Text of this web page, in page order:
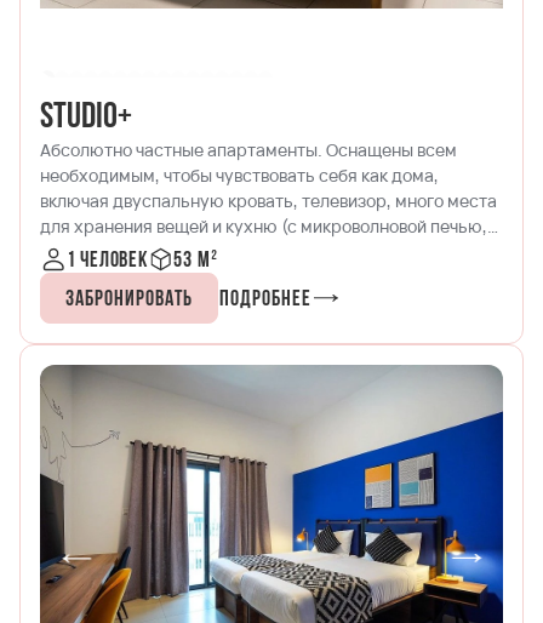
Studio+
Абсолютно частные апартаменты. Оснащены всем
необходимым, чтобы чувствовать себя как дома,
включая двуспальную кровать, телевизор, много места
для хранения вещей и кухню (с микроволновой печью,
четырехконфорочной плитой и холодильником с
морозильной камерой), красивую обеденную зону и
террасу с удобным креслом.
1 человек
53 м²
Забронировать
Подробнее